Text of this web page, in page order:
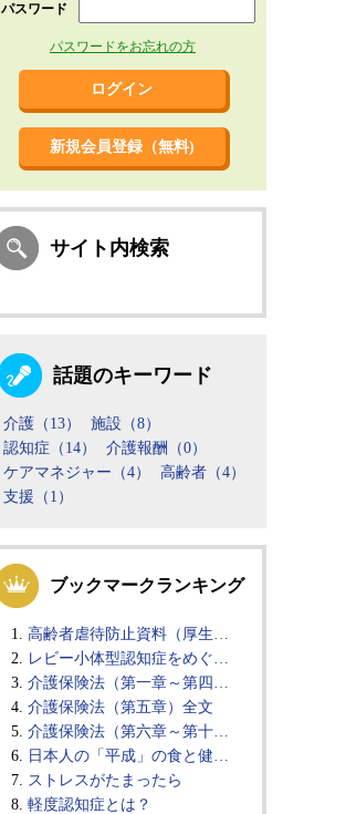
パスワード
パスワードをお忘れの方
新規会員登録（無料)
サイト内検索
話題のキーワード
介護（13）
施設（8）
認知症（14）
介護報酬（0）
ケアマネジャー（4）
高齢者（4）
支援（1）
ブックマークランキング
高齢者虐待防止資料（厚生…
レビー小体型認知症をめぐ…
介護保険法（第一章～第四…
介護保険法（第五章）全文
介護保険法（第六章～第十…
日本人の「平成」の食と健…
ストレスがたまったら
軽度認知症とは？